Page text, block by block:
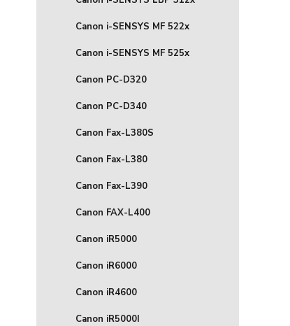
Canon i-SENSYS MF 522x
Canon i-SENSYS MF 525x
Canon PC-D320
Canon PC-D340
Canon Fax-L380S
Canon Fax-L380
Canon Fax-L390
Canon FAX-L400
Canon iR5000
Canon iR6000
Canon iR4600
Canon iR5000I